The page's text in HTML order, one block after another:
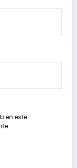
en este